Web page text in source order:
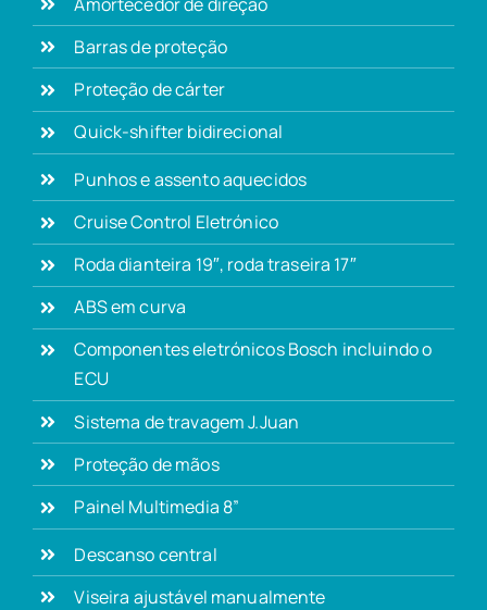
Barras de proteção
Proteção de cárter
Quick-shifter bidirecional
Punhos e assento aquecidos
Cruise Control Eletrónico
Roda dianteira 19″, roda traseira 17″
ABS em curva
Componentes eletrónicos Bosch incluindo o
ECU
Sistema de travagem J.Juan
Proteção de mãos
Painel Multimedia 8”
Descanso central
Viseira ajustável manualmente